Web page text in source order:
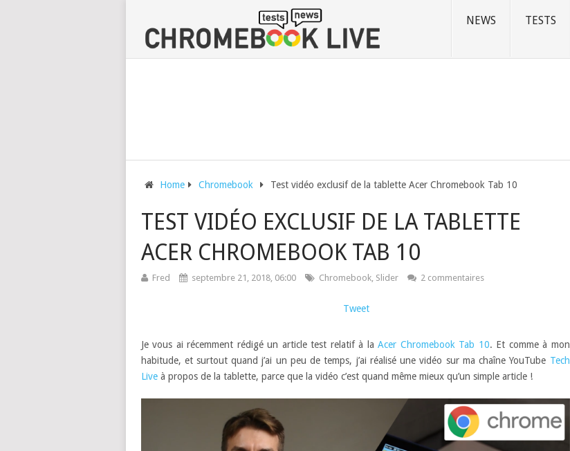
NEWS TESTS
Home Chromebook Test vidéo exclusif de la tablette Acer Chromebook Tab 10
TEST VIDÉO EXCLUSIF DE LA TABLETTE
ACER CHROMEBOOK TAB 10
Fred septembre 21, 2018, 06:00 Chromebook, Slider 2 commentaires
Tweet
Je vous ai récemment rédigé un article test relatif à laAcer Chromebook Tab 10. Et comme à mon
habitude, et surtout quand j’ai un peu de temps, j’ai réalisé une vidéo sur ma chaîne YouTube Tech
Liveà propos de la tablette, parce que la vidéo c’est quand même mieux qu’un simple article !